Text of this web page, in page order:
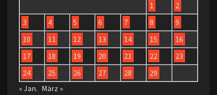
1
2
3
4 5 6 7 8
9
10
11 12 13 14 15
16
17
18 19 20 21 22
23
24
25 26 27 28
29
« Jan. März »